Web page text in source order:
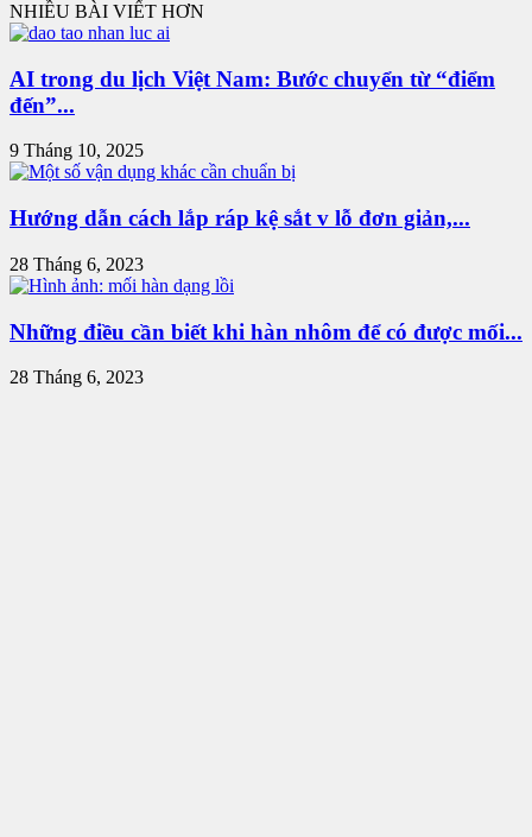
NHIỀU BÀI VIẾT HƠN
AI trong du lịch Việt Nam: Bước chuyển từ “điểm
đến”...
9 Tháng 10, 2025
Hướng dẫn cách lắp ráp kệ sắt v lỗ đơn giản,...
28 Tháng 6, 2023
Những điều cần biết khi hàn nhôm để có được mối...
28 Tháng 6, 2023